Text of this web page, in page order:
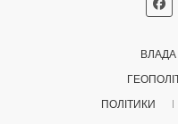
ВЛАДА
ПОЛІТИКИ